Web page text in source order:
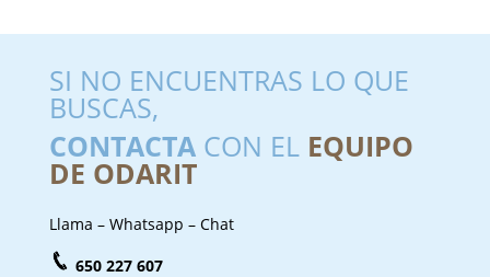
SI NO ENCUENTRAS LO QUE
BUSCAS,
CONTACTACON EL EQUIPO
DE ODARIT
Llama – Whatsapp – Chat
650 227 607